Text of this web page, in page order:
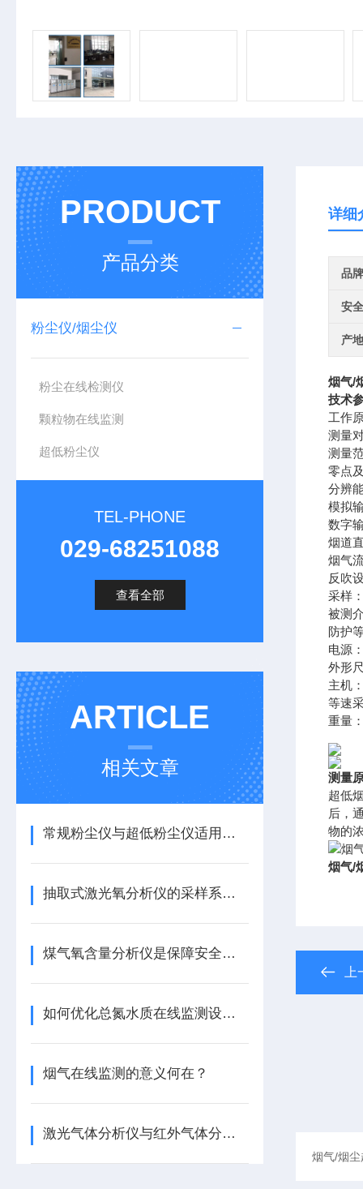
PRODUCT
产品分类
粉尘仪/烟尘仪
粉尘在线检测仪
颗粒物在线监测
超低粉尘仪
TEL-PHONE
029-68251088
查看全部
ARTICLE
相关文章
常规粉尘仪与超低粉尘仪适用工况区别
抽取式激光氧分析仪的采样系统设计需注意哪些问题？
煤气氧含量分析仪是保障安全与效率的关键工具
如何优化总氮水质在线监测设备的使用效果？
烟气在线监测的意义何在？
激光气体分析仪与红外气体分析仪的差异
详细
品牌
安
产
烟气/
技术
工作
测量
测量
零点
分辨
模拟
数字
烟道
烟气
反吹
采样
被测
防护
电源
外形
主机
等速
重量
测量
超低
后，
物的
烟气/